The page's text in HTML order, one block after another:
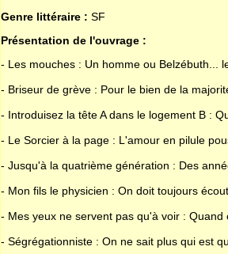
Genre littéraire : SF
Présentation de l'ouvrage :
- Les mouches : Un homme ou Belzébuth...
- Briseur de grève : Pour le bien de la
- Introduisez la tête A dans le logement B :
- Le Sorcier à la page : L'amour en pilule
- Jusqu'à la quatrième génération : Des
- Mon fils le physicien : On doit toujours
- Mes yeux ne servent pas qu'à voir :
- Ségrégationniste : On ne sait plus qui est